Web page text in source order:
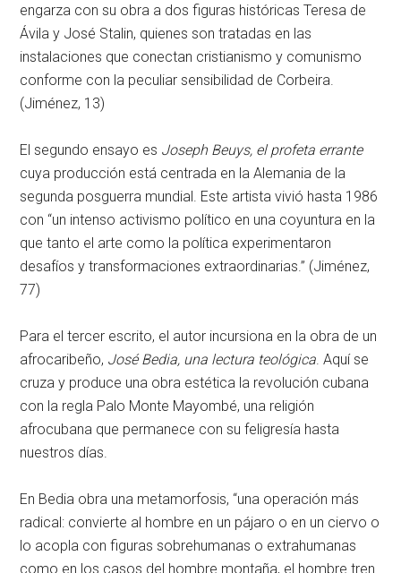
engarza con su obra a dos figuras históricas Teresa de
Ávila y José Stalin, quienes son tratadas en las
instalaciones que conectan cristianismo y comunismo
conforme con la peculiar sensibilidad de Corbeira.
(Jiménez, 13)
El segundo ensayo es Joseph Beuys, el profeta errante
cuya producción está centrada en la Alemania de la
segunda posguerra mundial. Este artista vivió hasta 1986
con “un intenso activismo político en una coyuntura en la
que tanto el arte como la política experimentaron
desafíos y transformaciones extraordinarias.” (Jiménez,
77)
Para el tercer escrito, el autor incursiona en la obra de un
afrocaribeño, José Bedia, una lectura teológica . Aquí se
cruza y produce una obra estética la revolución cubana
con la regla Palo Monte Mayombé, una religión
afrocubana que permanece con su feligresía hasta
nuestros días.
En Bedia obra una metamorfosis, “una operación más
radical: convierte al hombre en un pájaro o en un ciervo o
lo acopla con figuras sobrehumanas o extrahumanas
como en los casos del hombre montaña, el hombre tren